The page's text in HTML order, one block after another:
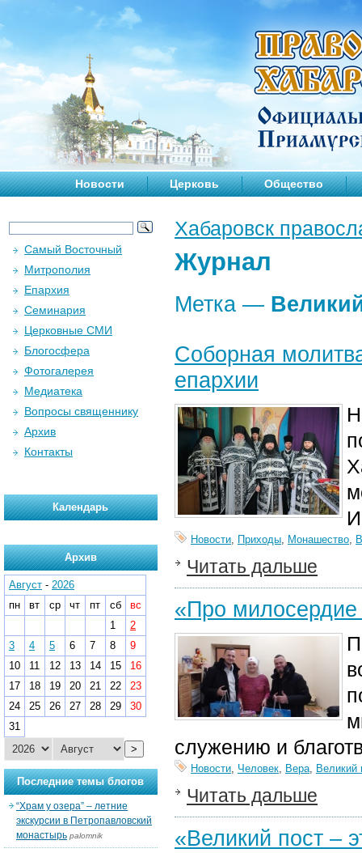
Новости Церковь Общество
Хабаровск
Журнал
Метка —
Соборная
епархии
Новости, Приходы, Монашество,
Читать дальше
«Про милосердие
служению и
Новости, Человек, Вера, Великий
Читать дальше
«Великий пост –
Самый Восточный
Митрополия
Епархия
Семинария
Церковные СМИ
Блогосфера
Фотогалерея
Медиатека
Вопросы священнику
Архив
Контакты
Календарь
Архив
Август - 2026
пн
вт ср чт пт сб
вс
1
2
3
4 5 6 7 8
9
10
11 12 13 14 15
16
17
18 19 20 21 22
23
24
25 26 27 28 29
30
31
>
Последние темы блогов
“Храм у озера” – летние
экскурсии в Петропавловский
монастырь palomnik